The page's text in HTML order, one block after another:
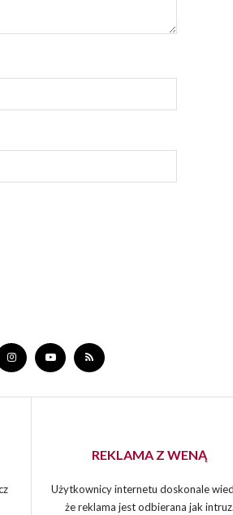
REKLAMA Z WENĄ
Użytkownicy internetu doskonale
że reklama jest odbierana jak intruz.